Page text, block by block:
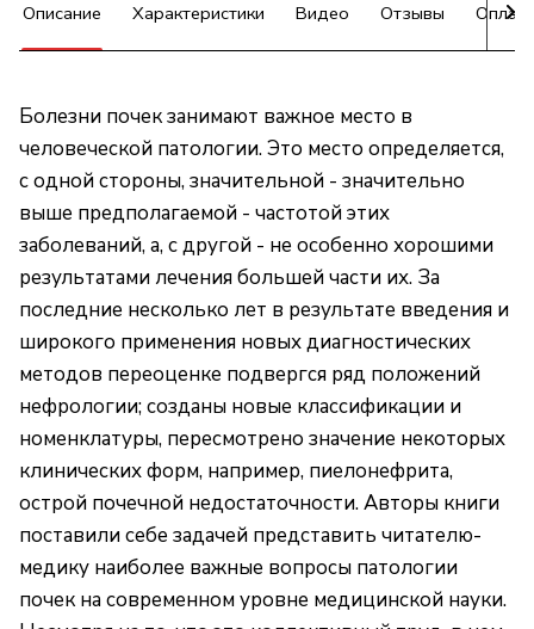
Описание Характеристики Видео Отзывы Оплата
Болезни почек занимают важное место в
человеческой патологии. Это место определяется,
с одной стороны, значительной - значительно
выше предполагаемой - частотой этих
заболеваний, а, с другой - не особенно хорошими
результатами лечения большей части их. За
последние несколько лет в результате введения и
широкого применения новых диагностических
методов переоценке подвергся ряд положений
нефрологии; созданы новые классификации и
номенклатуры, пересмотрено значение некоторых
клинических форм, например, пиелонефрита,
острой почечной недостаточности. Авторы книги
поставили себе задачей представить читателю-
медику наиболее важные вопросы патологии
почек на современном уровне медицинской науки.